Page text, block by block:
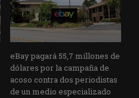
eBay pagará 55,7 millones de
dólares por la campaña de
acoso contra dos periodistas
de un medio especializado